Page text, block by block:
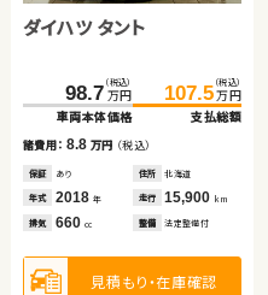
ダイハツ タント
98.7 （税込）
万円
車両本体価格
107.5 （税込）
万円
支払総額
諸費用：8.8 万円 （税込）
保証 あり 住所 北海道
年式 2018 年 走行 15,900 km
排気 660 cc 整備 法定整備付
見積もり・在庫確認
ホンダ フィット
81.6 （税込）
万円
車両本体価格
93.2 （税込）
万円
支払総額
諸費用：11.6万円（税込）
保証 あり 住所 青森県
年式 2015 年 走行 84,800 km
排気 1,300 整備 法定整備付
見積もり・在庫確認
トヨタ ルーミー
150.4 （税込）
万円
車両本体価格
159.8 （税込）
万円
支払総額
諸費用：9.4 万円 （税込）
保証 あり 住所 千葉県
年式 2021 年 走行 46,000 km
排気 1,000 整備 法定整備付
見積もり・在庫確認
ホンダ Ｎ ＢＯＸ
129.0万円
車両本体価格
諸費用：8.9 万円 （税込）
保証 あり 住所 宮城県
排気 660 整備 法定整備付